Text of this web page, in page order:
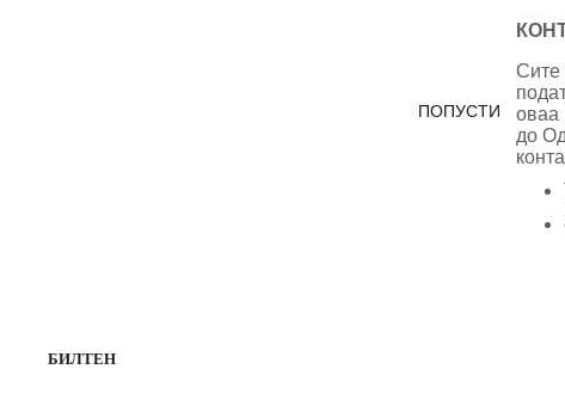
ПОПУСТИ
Сите
оваа
до
БИЛТЕН